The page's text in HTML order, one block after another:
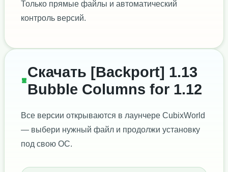
Только прямые файлы и автоматический
контроль версий.
Скачать [Backport] 1.13
Bubble Columns for 1.12
Все версии открываются в лаунчере CubixWorld
— выбери нужный файл и продолжи установку
под свою ОС.